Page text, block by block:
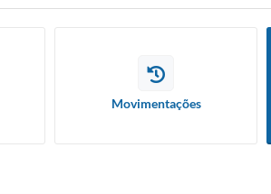
Movimentações